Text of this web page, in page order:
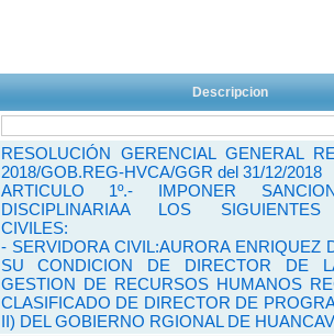
Descripcion
RESOLUCIÓN GERENCIAL GENERAL
2018/GOB.REG-HVCA/GGR del 31/12/2018
ARTICULO 1º.- IMPONER
DISCIPLINARIAA LOS SIGUIENTES
CIVILES:
- SERVIDORA CIVIL:AURORA ENRIQUEZ
SU CONDICION DE DIRECTOR DE
GESTION DE RECURSOS HUMANOS
CLASIFICADO DE DIRECTOR DE
II) DEL GOBIERNO RGIONAL DE